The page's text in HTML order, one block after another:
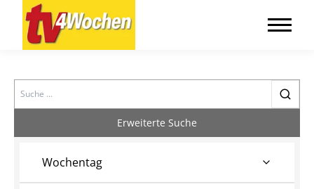
Search
Erweiterte Suche
Wochentag